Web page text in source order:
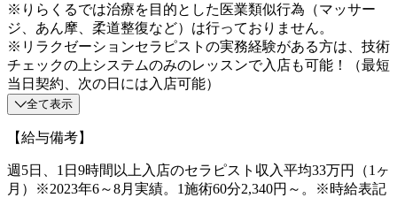
※りらくるでは治療を目的とした医業類似行為（マッサー
ジ、あん摩、柔道整復など）は行っておりません。
※リラクゼーションセラピストの実務経験がある方は、技術
チェックの上システムのみのレッスンで入店も可能！（最短
当日契約、次の日には入店可能）
全て表示
【給与備考】
週5日、1日9時間以上入店のセラピスト収入平均33万円（1ヶ
月）※2023年6～8月実績。1施術60分2,340円～。※時給表記